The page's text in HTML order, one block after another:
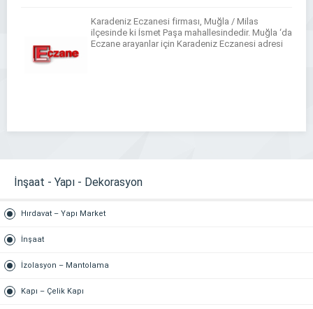
Karadeniz Eczanesi firması, Muğla / Milas
ilçesinde ki İsmet Paşa mahallesindedir. Muğla ‘da
Eczane arayanlar için Karadeniz Eczanesi adresi
İnşaat - Yapı - Dekorasyon
Hırdavat – Yapı Market
İnşaat
İzolasyon – Mantolama
Kapı – Çelik Kapı